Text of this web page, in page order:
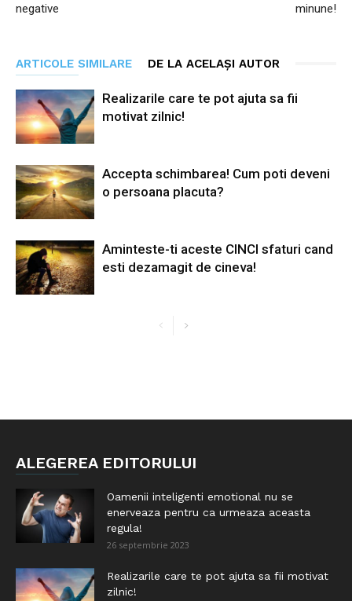
negative
minune!
ARTICOLE SIMILARE DE LA ACELAȘI AUTOR
Realizarile care te pot ajuta sa fii
motivat zilnic!
Accepta schimbarea! Cum poti deveni
o persoana placuta?
Aminteste-ti aceste CINCI sfaturi cand
esti dezamagit de cineva!
ALEGEREA EDITORULUI
Oamenii inteligenti emotional nu se
enerveaza pentru ca urmeaza aceasta
regula!
26 septembrie 2023
Realizarile care te pot ajuta sa fii motivat
zilnic!